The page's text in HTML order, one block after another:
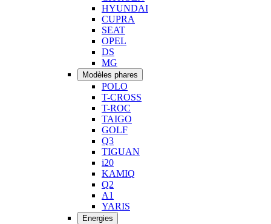
HYUNDAI
CUPRA
SEAT
OPEL
DS
MG
Modèles phares
POLO
T-CROSS
T-ROC
TAIGO
GOLF
Q3
TIGUAN
i20
KAMIQ
Q2
A1
YARIS
Energies